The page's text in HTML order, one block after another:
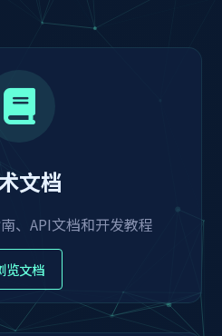
文档
、API文档和开发教程
览文档